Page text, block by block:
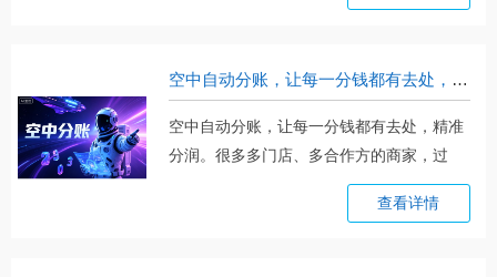
空中自动分账，让每一分钱都有去处，精准分润
空中自动分账，让每一分钱都有去处，精准
分润。很多多门店、多合作方的商家，过
查看详情